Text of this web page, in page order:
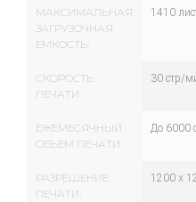
МАКСИМАЛЬНАЯ
ЗАГРУЗОЧНАЯ
ЕМКОСТЬ:
1410
СКОРОСТЬ
ПЕЧАТИ:
30 стр/
ЕЖЕМЕСЯЧНЫЙ
ОБЪЕМ ПЕЧАТИ:
До 6000
РАЗРЕШЕНИЕ
ПЕЧАТИ:
1200 x